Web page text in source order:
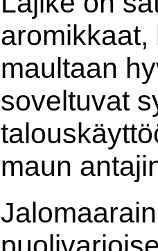
aromikkaat,
maultaan
soveltuvat
maun